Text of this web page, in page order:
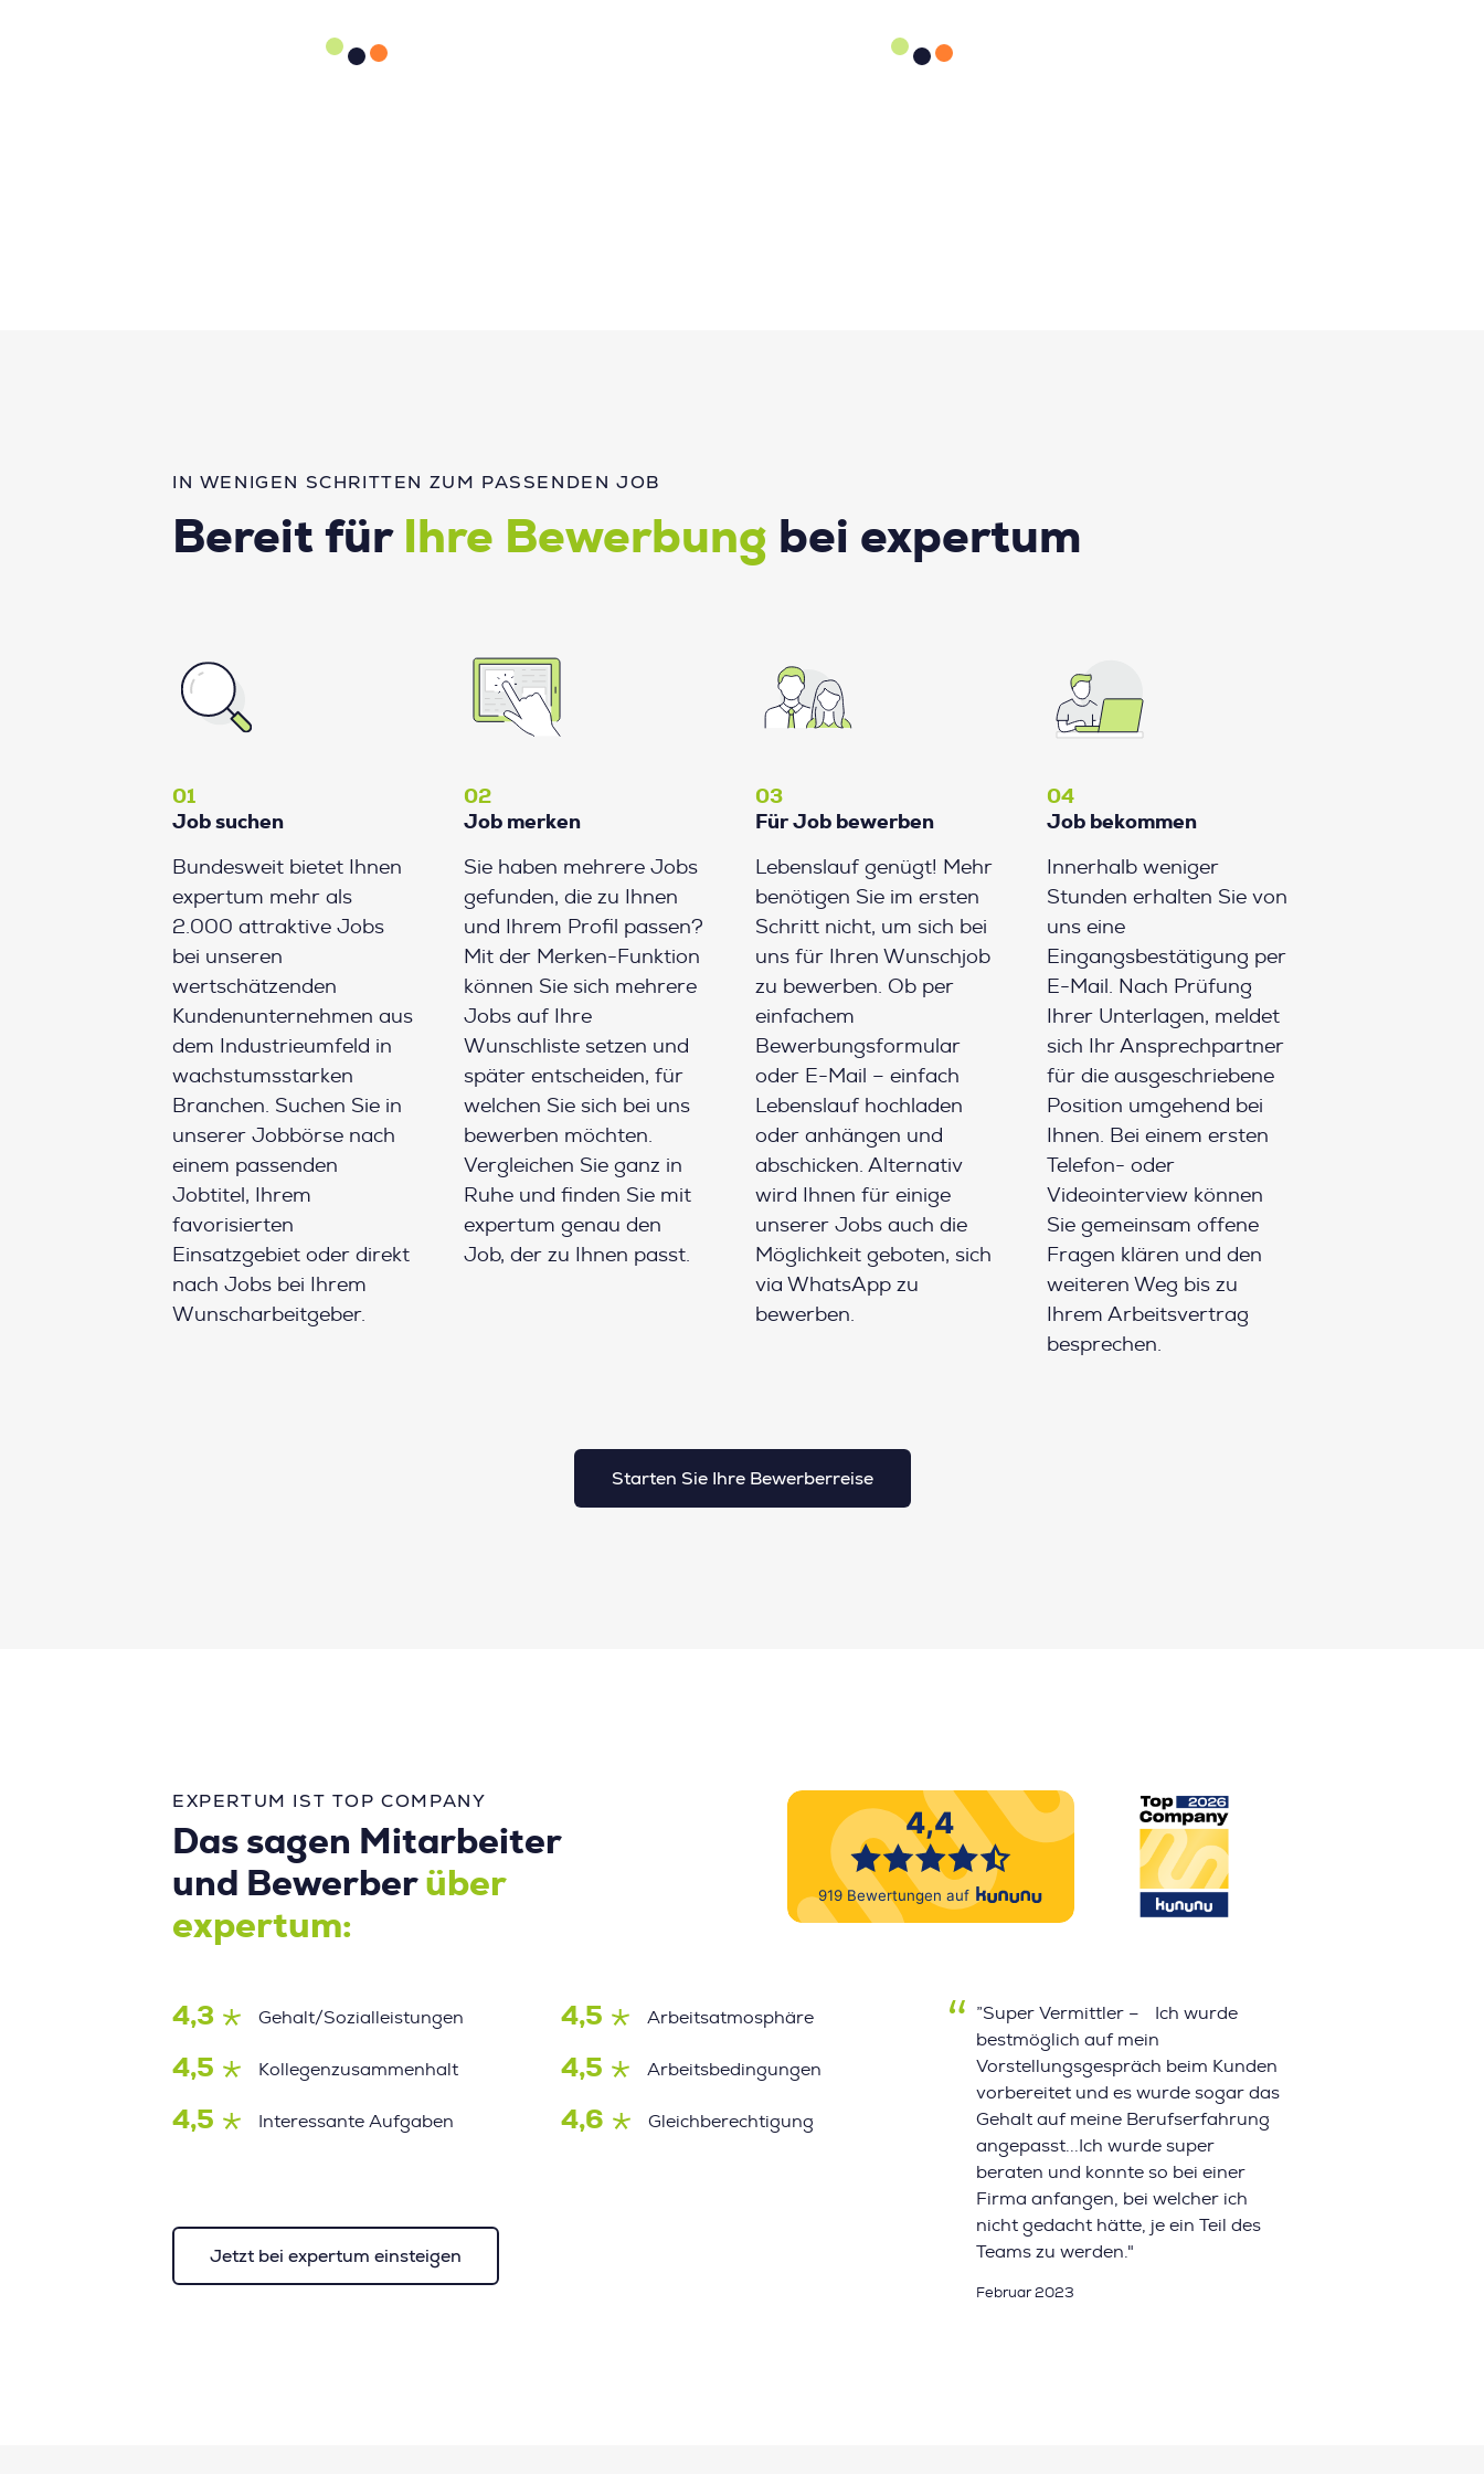
IN WENIGEN SCHRITTEN ZUM PASSENDEN JOB
Bereit für Ihre Bewerbung bei expertum
01
Job suchen
Bundesweit bietet Ihnen
expertum mehr als
2.000 attraktive Jobs
bei unseren
wertschätzenden
Kundenunternehmen aus
dem Industrieumfeld in
wachstumsstarken
Branchen. Suchen Sie in
unserer Jobbörse nach
einem passenden
Jobtitel, Ihrem
favorisierten
Einsatzgebiet oder direkt
nach Jobs bei Ihrem
Wunscharbeitgeber.
02
Job merken
Sie haben mehrere Jobs
gefunden, die zu Ihnen
und Ihrem Profil passen?
Mit der Merken-Funktion
können Sie sich mehrere
Jobs auf Ihre
Wunschliste setzen und
später entscheiden, für
welchen Sie sich bei uns
bewerben möchten.
Vergleichen Sie ganz in
Ruhe und finden Sie mit
expertum genau den
Job, der zu Ihnen passt.
03
Für Job bewerben
Lebenslauf genügt! Mehr
benötigen Sie im ersten
Schritt nicht, um sich bei
uns für Ihren Wunschjob
zu bewerben. Ob per
einfachem
Bewerbungsformular
oder E-Mail – einfach
Lebenslauf hochladen
oder anhängen und
abschicken. Alternativ
wird Ihnen für einige
unserer Jobs auch die
Möglichkeit geboten, sich
via WhatsApp zu
bewerben.
04
Job bekommen
Innerhalb weniger
Stunden erhalten Sie von
uns eine
Eingangsbestätigung per
E-Mail. Nach Prüfung
Ihrer Unterlagen, meldet
sich Ihr Ansprechpartner
für die ausgeschriebene
Position umgehend bei
Ihnen. Bei einem ersten
Telefon- oder
Videointerview können
Sie gemeinsam offene
Fragen klären und den
weiteren Weg bis zu
Ihrem Arbeitsvertrag
besprechen.
Starten Sie Ihre Bewerberreise
EXPERTUM IST TOP COMPANY
Das sagen Mitarbeiter
und Bewerber über
expertum:
4,3 Gehalt/Sozialleistungen 4,5 Arbeitsatmosphäre
4,5 Kollegenzusammenhalt 4,5 Arbeitsbedingungen
4,5 Interessante Aufgaben 4,6 Gleichberechtigung
Jetzt bei expertum einsteigen
”Super Vermittler – Ich wurde
bestmöglich auf mein
Vorstellungsgespräch beim Kunden
vorbereitet und es wurde sogar das
Gehalt auf meine Berufserfahrung
angepasst...Ich wurde super
beraten und konnte so bei einer
Firma anfangen, bei welcher ich
nicht gedacht hätte, je ein Teil des
Teams zu werden."
Februar 2023